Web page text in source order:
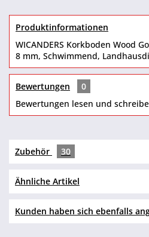
Produktinformationen
WICANDERS Korkboden Wood
8 mm, Schwimmend,
Bewertungen
0
Bewertungen lesen und
Zubehör 30
Ähnliche Artikel
Kunden haben sich ebenfalls